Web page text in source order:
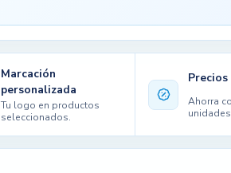
Marcación
personalizada
Tu logo en productos
seleccionados.
Ahorra